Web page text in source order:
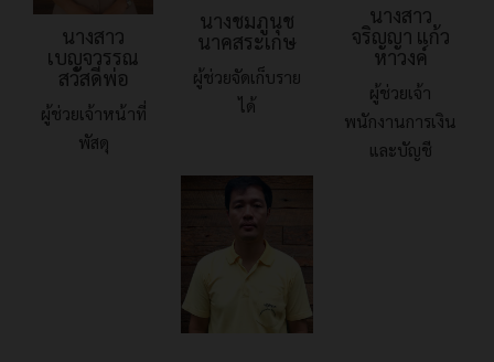
นางสาว
เบญจวรรณ
สวัสดีพ่อ
ผู้ช่วยเจ้าหน้าที่
พัสดุ
นางชมภูนุช
นาคสระเกษ
ผู้ช่วยจัดเก็บราย
ได้
นางสาว
จริญญา แก้ว
หาวงค์
ผู้ช่วยเจ้า
พนักงานการเงิน
และบัญชี